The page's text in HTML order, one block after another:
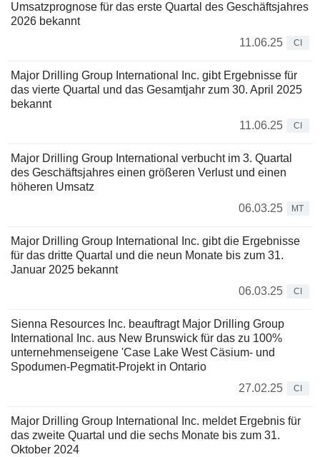
Umsatzprognose für das erste Quartal des Geschäftsjahres
2026 bekannt
11.06.25
CI
Major Drilling Group International Inc. gibt Ergebnisse für
das vierte Quartal und das Gesamtjahr zum 30. April 2025
bekannt
11.06.25
CI
Major Drilling Group International verbucht im 3. Quartal
des Geschäftsjahres einen größeren Verlust und einen
höheren Umsatz
06.03.25
MT
Major Drilling Group International Inc. gibt die Ergebnisse
für das dritte Quartal und die neun Monate bis zum 31.
Januar 2025 bekannt
06.03.25
CI
Sienna Resources Inc. beauftragt Major Drilling Group
International Inc. aus New Brunswick für das zu 100%
unternehmenseigene 'Case Lake West Cäsium- und
Spodumen-Pegmatit-Projekt in Ontario
27.02.25
CI
Major Drilling Group International Inc. meldet Ergebnis für
das zweite Quartal und die sechs Monate bis zum 31.
Oktober 2024